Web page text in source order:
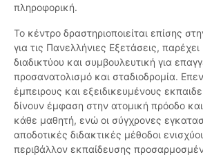
πληροφορική.
Το κέντρο δραστηριοποιείται επίσης
για τις Πανελλήνιες Εξετάσεις,
διαδικτύου και συμβουλευτική για
προσανατολισμό και σταδιοδρομία.
έμπειρους και εξειδικευμένους
δίνουν έμφαση στην ατομική πρόοδο
κάθε μαθητή, ενώ οι σύγχρονες
αποδοτικές διδακτικές μέθοδοι
περιβάλλον εκπαίδευσης